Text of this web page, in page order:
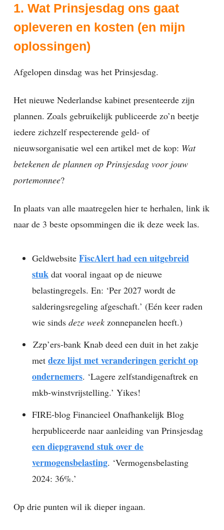
1. Wat Prinsjesdag ons gaat
opleveren en kosten (en mijn
oplossingen)
Afgelopen dinsdag was het Prinsjesdag.
Het nieuwe Nederlandse kabinet presenteerde zijn
plannen. Zoals gebruikelijk publiceerde zo’n beetje
iedere zichzelf respecterende geld- of
nieuwsorganisatie wel een artikel met de kop: Wat
betekenen de plannen op Prinsjesdag voor jouw
portemonnee?
In plaats van alle maatregelen hier te herhalen, link ik
naar de 3 beste opsommingen die ik deze week las.
Geldwebsite FiscAlert had een uitgebreid
stuk dat vooral ingaat op de nieuwe
belastingregels. En: ‘Per 2027 wordt de
salderingsregeling afgeschaft.’ (Eén keer raden
wie sinds deze week zonnepanelen heeft.)
Zzp’ers-bank Knab deed een duit in het zakje
met deze lijst met veranderingen gericht op
ondernemers. ‘Lagere zelfstandigenaftrek en
mkb-winstvrijstelling.’ Yikes!
FIRE-blog Financieel Onafhankelijk Blog
herpubliceerde naar aanleiding van Prinsjesdag
een diepgravend stuk over de
vermogensbelasting. ‘Vermogensbelasting
2024: 36%.’
Op drie punten wil ik dieper ingaan.